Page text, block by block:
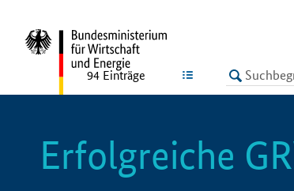
LISTE
94 Einträge
Erfolgreiche